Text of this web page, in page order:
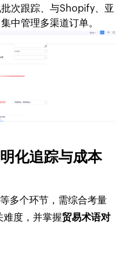
次跟踪、与Shopify、亚
中管理多渠道订单。
化追踪与成本
等多个环节，需综合考量
度，并掌握贸易术语对